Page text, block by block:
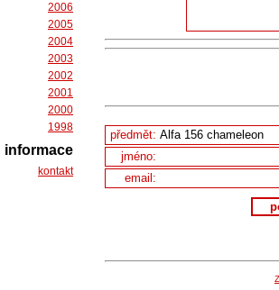
předmět:
jméno:
email:
2006
2005
2004
2003
2002
2001
2000
1998
informace
kontakt